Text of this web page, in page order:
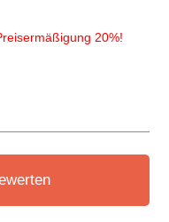
20%!